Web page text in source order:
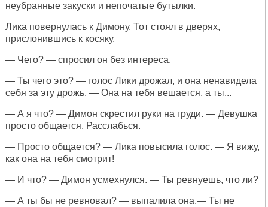
неубранные закуски и непочатые бутылки.
Лика повернулась к Димону. Тот стоял в дверях,
прислонившись к косяку.
— Чего? — спросил он без интереса.
— Ты чего это? — голос Лики дрожал, и она ненавидела
себя за эту дрожь. — Она на тебя вешается, а ты...
— А я что? — Димон скрестил руки на груди. — Девушка
просто общается. Расслабься.
— Просто общается? — Лика повысила голос. — Я вижу,
как она на тебя смотрит!
— И что? — Димон усмехнулся. — Ты ревнуешь, что ли?
— А ты бы не ревновал? — выпалила она.— Ты не